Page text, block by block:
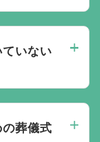
続きが必要で
びすにご連絡
ちろん、ご搬
の各種手続き
いいたしま
いない
場と提携し
葬儀式